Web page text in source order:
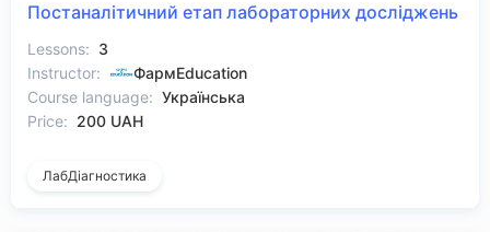
Постаналітичний етап лабораторних досліджень
Lessons: 3
Instructor:
ФармEducation
Course language: Українська
Price: 200 UAH
ЛабДіагностика